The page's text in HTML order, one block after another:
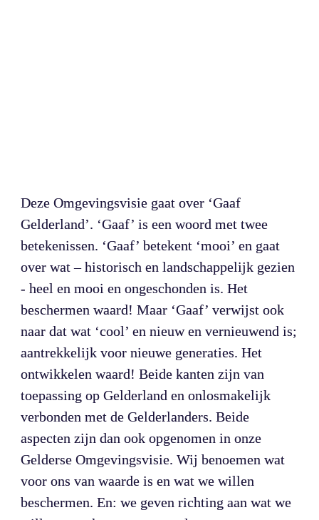
Deze Omgevingsvisie gaat over ‘Gaaf
Gelderland’. ‘Gaaf’ is een woord met twee
betekenissen. ‘Gaaf’ betekent ‘mooi’ en gaat
over wat – historisch en landschappelijk gezien
- heel en mooi en ongeschonden is. Het
beschermen waard! Maar ‘Gaaf’ verwijst ook
naar dat wat ‘cool’ en nieuw en vernieuwend is;
aantrekkelijk voor nieuwe generaties. Het
ontwikkelen waard! Beide kanten zijn van
toepassing op Gelderland en onlosmakelijk
verbonden met de Gelderlanders. Beide
aspecten zijn dan ook opgenomen in onze
Gelderse Omgevingsvisie. Wij benoemen wat
voor ons van waarde is en wat we willen
beschermen. En: we geven richting aan wat we